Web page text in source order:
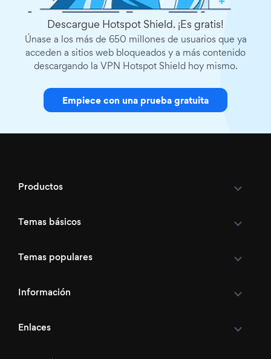
Descargue Hotspot Shield. ¡Es gratis!
Únase a los más de 650 millones de usuarios que ya
acceden a sitios web bloqueados y a más contenido
descargando la VPN Hotspot Shield hoy mismo.
Empiece con una prueba gratuita
Productos
Temas básicos
Temas populares
Información
Enlaces